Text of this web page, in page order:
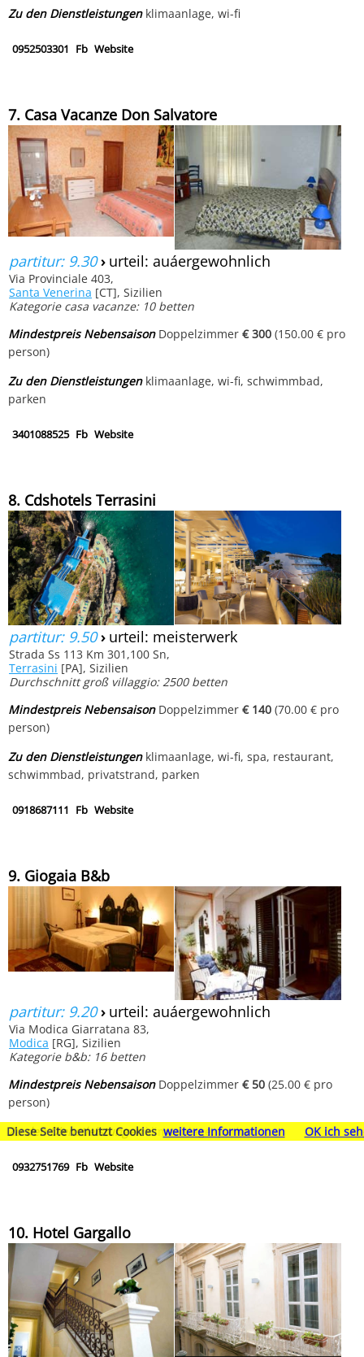
Zu den Dienstleistungenklimaanlage, wi-fi
0952503301 Fb Website
7. Casa Vacanze Don Salvatore
partitur: 9.30› urteil: auáergewohnlich
Via Provinciale 403,
Santa Venerina [CT], Sizilien
Kategorie casa vacanze: 10 betten
Mindestpreis NebensaisonDoppelzimmer€ 300 (150.00 € pro
person)
Zu den Dienstleistungenklimaanlage, wi-fi, schwimmbad,
parken
3401088525 Fb Website
8. Cdshotels Terrasini
partitur: 9.50› urteil: meisterwerk
Strada Ss 113 Km 301,100 Sn,
Terrasini [PA], Sizilien
Durchschnitt groß villaggio: 2500 betten
Mindestpreis NebensaisonDoppelzimmer€ 140 (70.00 € pro
person)
Zu den Dienstleistungenklimaanlage, wi-fi, spa, restaurant,
schwimmbad, privatstrand, parken
0918687111 Fb Website
9. Giogaia B&b
partitur: 9.20› urteil: auáergewohnlich
Via Modica Giarratana 83,
Modica [RG], Sizilien
Kategorie b&b: 16 betten
Mindestpreis NebensaisonDoppelzimmer€ 50 (25.00 € pro
person)
Zu den Dienstleistungenklimaanlage, parken
0932751769 Fb Website
10. Hotel Gargallo
Diese Seite benutzt Cookies weitere Informationen OK ich